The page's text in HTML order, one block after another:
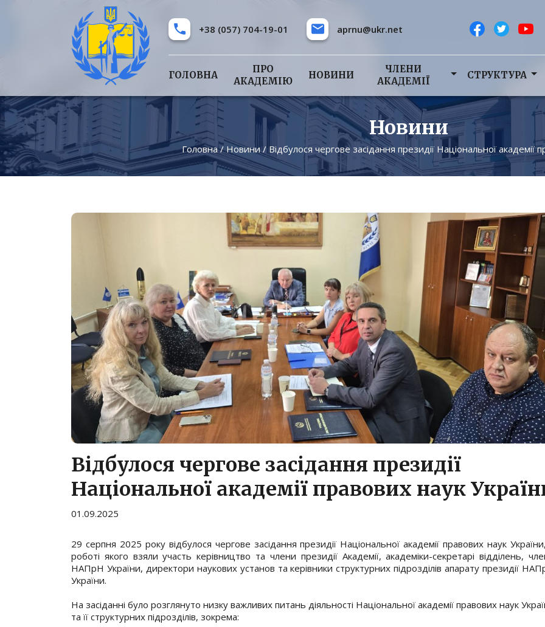
+38 (057) 704-19-01 aprnu@ukr.net
ГОЛОВНА
ПРО
АКАДЕМІЮ
НОВИНИ
ЧЛЕНИ
АКАДЕМІЇ
СТРУКТУРА
Новини
Головна/Новини/ Відбулося чергове засідання президії Національної академії
Відбулося чергове засідання президії
Національної академії правових наук
01.09.2025
29 серпня 2025 року відбулося чергове засідання президії Національної академії правових наук
роботі якого взяли участь керівництво та члени президії Академії, академіки-секретарі відділень,
НАПрН України, директори наукових установ та керівники структурних підрозділів апарату президії
України.
На засіданні було розглянуто низку важливих питань діяльності Національної академії правових наук
та її структурних підрозділів, зокрема: